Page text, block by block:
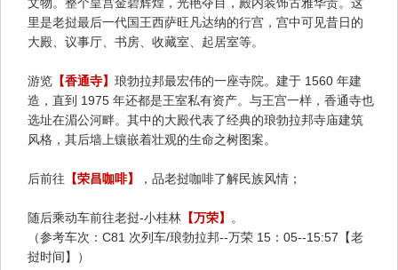
里是老挝最后一代国王西萨旺凡达纳的行宫，宫中可见昔日的
大殿、议事厅、书房、收藏室、起居室等。
游览 【香通寺】 琅勃拉邦最宏伟的一座寺院。建于 1560 年建
造，直到 1975 年还都是王室私有资产。与王宫一样，香通寺也
选址在湄公河畔。其中的大殿代表了经典的琅勃拉邦寺庙建筑
风格，其后墙上镶嵌着壮观的生命之树图案。
后前往 【荣昌咖啡】 ，品老挝咖啡了解民族风情；
随后乘动车前往老挝-小桂林 【万荣】
。
（参考车次：C81 次列车/琅勃拉邦--万荣 15：05--15:57【老
挝时间】）